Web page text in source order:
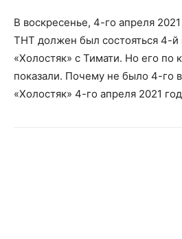
В воскресенье, 4-го апреля
ТНТ должен был состояться 4-
«Холостяк» с Тимати. Но его по
показали. Почему не было 4-го
«Холостяк» 4-го апреля 2021